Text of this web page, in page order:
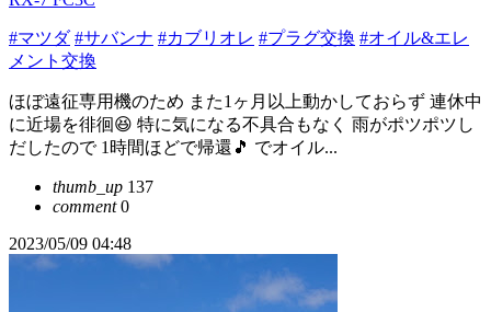
#マツダ #サバンナ #カブリオレ #プラグ交換 #オイル&エレ
メント交換
ほぼ遠征専用機のため また1ヶ月以上動かしておらず 連休中
に近場を徘徊😆 特に気になる不具合もなく 雨がポツポツし
だしたので 1時間ほどで帰還🎵 でオイル...
thumb_up 137
comment0
2023/05/09 04:48